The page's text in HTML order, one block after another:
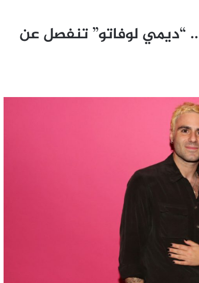
“ديمي لوفاتو” تنفصل عن